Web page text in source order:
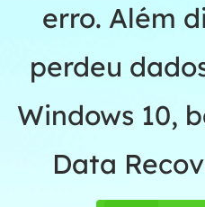
erro. Além
perdeu
Windows 10,
Data